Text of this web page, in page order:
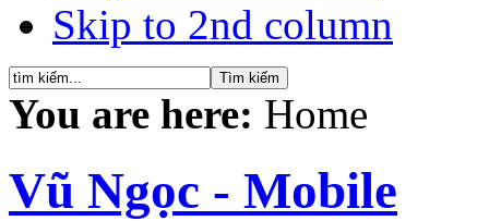
Skip to 2nd column
You are here: Home
Vũ Ngọc - Mobile